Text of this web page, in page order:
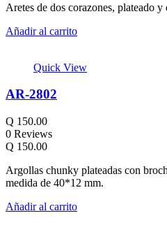
Aretes de dos corazones, plateado
Añadir al carrito
Quick View
AR-2802
Q 150.00
0 Reviews
Q 150.00
Argollas chunky plateadas con
medida de 40*12 mm.
Añadir al carrito